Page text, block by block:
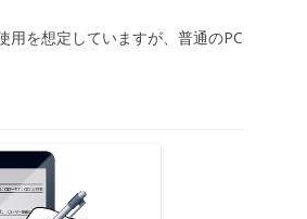
用を想定していますが、普通のPC